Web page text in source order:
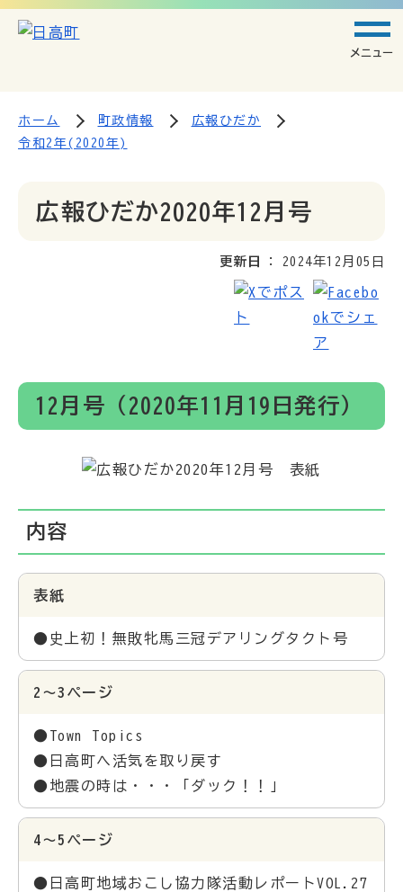
メニュー
ホーム 町政情報
広報ひだか
令和2年(2020年)
広報ひだか2020年12月号
更新日 2024年12月05日
12月号（2020年11月19日発行）
内容
表紙
●史上初！無敗牝馬三冠デアリングタクト号
2～3ページ
●Town Topics
●日高町へ活気を取り戻す
●地震の時は・・・「ダック！！」
4～5ページ
●日高町地域おこし協力隊活動レポートVOL.27